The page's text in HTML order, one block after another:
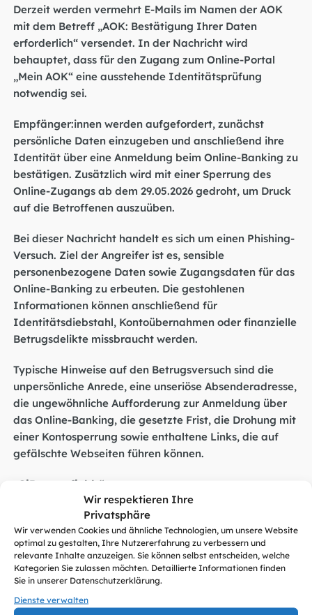
Wir respektieren Ihre
Privatsphäre
Wir verwenden Cookies und ähnliche Technologien, um unsere Website
optimal zu gestalten, Ihre Nutzererfahrung zu verbessern und
relevante Inhalte anzuzeigen. Sie können selbst entscheiden, welche
Kategorien Sie zulassen möchten. Detaillierte Informationen finden
Sie in unserer Datenschutzerklärung.
Dienste verwalten
Derzeit werden vermehrt E-Mails im Namen der AOK
mit dem Betreff „AOK: Bestätigung Ihrer Daten
erforderlich“ versendet. In der Nachricht wird
behauptet, dass für den Zugang zum Online-Portal
„Mein AOK“ eine ausstehende Identitätsprüfung
notwendig sei.
Empfänger:innen werden aufgefordert, zunächst
persönliche Daten einzugeben und anschließend ihre
Identität über eine Anmeldung beim Online-Banking zu
bestätigen. Zusätzlich wird mit einer Sperrung des
Online-Zugangs ab dem 29.05.2026 gedroht, um Druck
auf die Betroffenen auszuüben.
Bei dieser Nachricht handelt es sich um einen Phishing-
Versuch. Ziel der Angreifer ist es, sensible
personenbezogene Daten sowie Zugangsdaten für das
Online-Banking zu erbeuten. Die gestohlenen
Informationen können anschließend für
Identitätsdiebstahl, Kontoübernahmen oder finanzielle
Betrugsdelikte missbraucht werden.
Typische Hinweise auf den Betrugsversuch sind die
unpersönliche Anrede, eine unseriöse Absenderadresse,
die ungewöhnliche Aufforderung zur Anmeldung über
das Online-Banking, die gesetzte Frist, die Drohung mit
einer Kontosperrung sowie enthaltene Links, die auf
gefälschte Webseiten führen können.
„SiBa empfiehlt“
Öffnen Sie keine Links oder Anhänge aus
verdächtigen E-Mails.
Geben Sie niemals Online-Banking-Zugangsdaten
zur Verifizierung anderer Dienste oder Kundenkonten
ein.
Prüfen Sie Mitteilungen Ihrer Krankenkasse stets